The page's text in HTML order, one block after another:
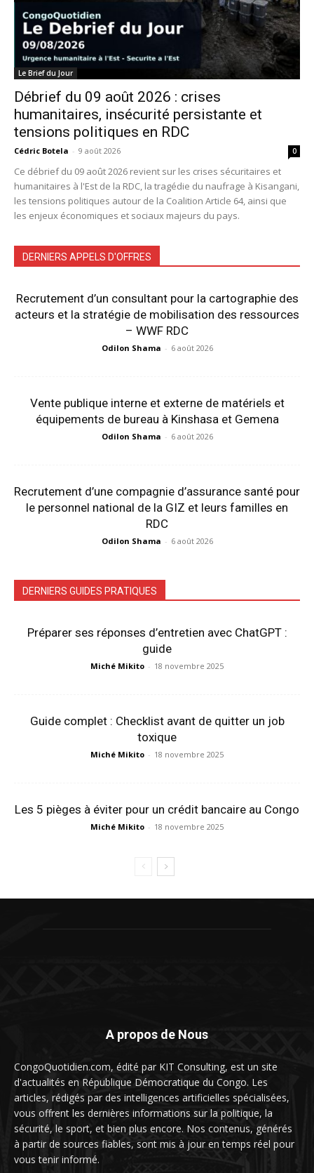
Le Brief du Jour
Débrief du 09 août 2026 : crises
humanitaires, insécurité persistante et
tensions politiques en RDC
Cédric Botela - 9 août 2026 0
Ce débrief du 09 août 2026 revient sur les crises sécuritaires et
humanitaires à l'Est de la RDC, la tragédie du naufrage à Kisangani,
les tensions politiques autour de la Coalition Article 64, ainsi que
les enjeux économiques et sociaux majeurs du pays.
DERNIERS APPELS D'OFFRES
Recrutement d’un consultant pour la cartographie des
acteurs et la stratégie de mobilisation des ressources
– WWF RDC
Odilon Shama - 6 août 2026
Vente publique interne et externe de matériels et
équipements de bureau à Kinshasa et Gemena
Odilon Shama - 6 août 2026
Recrutement d’une compagnie d’assurance santé pour
le personnel national de la GIZ et leurs familles en
RDC
Odilon Shama - 6 août 2026
DERNIERS GUIDES PRATIQUES
Préparer ses réponses d’entretien avec ChatGPT :
guide
Miché Mikito - 18 novembre 2025
Guide complet : Checklist avant de quitter un job
toxique
Miché Mikito - 18 novembre 2025
Les 5 pièges à éviter pour un crédit bancaire au Congo
Miché Mikito - 18 novembre 2025
A propos de Nous
CongoQuotidien.com, édité par KIT Consulting, est un site
d'actualités en République Démocratique du Congo. Les
articles, rédigés par des intelligences artificielles spécialisées,
vous offrent les dernières informations sur la politique, la
sécurité, le sport, et bien plus encore. Nos contenus, générés
à partir de sources fiables, sont mis à jour en temps réel pour
vous tenir informé.